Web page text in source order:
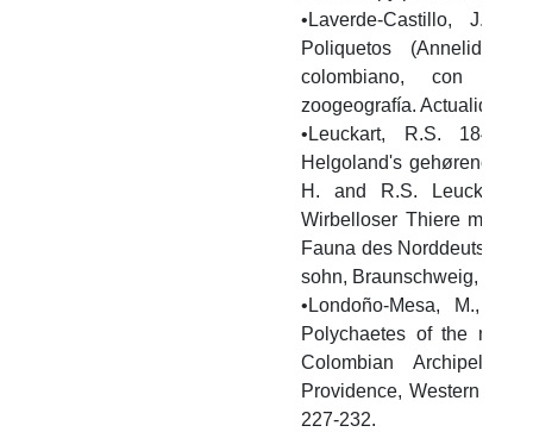
•Laverde-Castillo, J.J.
Poliquetos (Annelida)
colombiano, con
zoogeografía.
•Leuckart, R.S. 1847.
Helgoland's gehørenden
H. and R.S. Leuckart
Wirbelloser Thiere mit
Fauna des
sohn, Braunschweig,
•Londoño-Mesa, M., J.
Polychaetes of the
Colombian
Providence, Western
227-232.